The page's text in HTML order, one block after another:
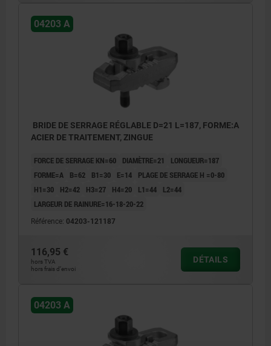
04203 A
BRIDE DE SERRAGE RÉGLABLE D=21 L=187, FORME:A
ACIER DE TRAITEMENT, ZINGUE
FORCE DE SERRAGE KN=60 DIAMÈTRE=21
LONGUEUR=187
FORME=A
B=62 B1=30 E=14
PLAGE DE SERRAGE H =0-80
H1=30
H2=42 H3=27 H4=20 L1=44
L2=44
LARGEUR DE RAINURE=16-18-20-22
Référence: 04203-121187
116,95 €
hors TVA
hors frais d’envoi
DÉTAILS
04203 A